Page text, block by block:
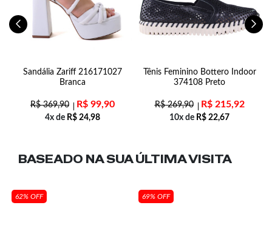
Sandália Zariff 216171027
Branca
R$369,90 R$ 99,90
4x de R$ 24,98
Tênis Feminino Bottero Indoor
374108 Preto
R$269,90 R$215,92
10x de R$ 22,67
BASEADO NA SUAÚLTIMA VISITA
62% OFF 69% OFF